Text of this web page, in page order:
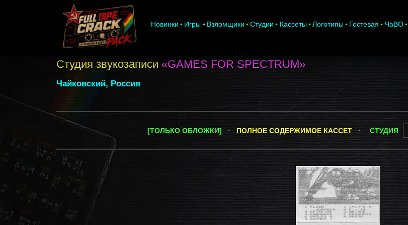
Новинки Игры Взломщики Студии Кассеты Логотипы Гостевая ЧаВО
Студия звукозаписи «GAMES FOR SPECTRUM»
Чайковский, Россия
[ТОЛЬКО ОБЛОЖКИ] · ПОЛНОЕ СОДЕРЖИМОЕ КАССЕТ· СТУДИЯ